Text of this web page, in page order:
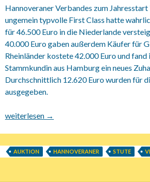
Hannoveraner Verbandes zum
ungemein typvolle First Class hatte
für 46.500 Euro in die Niederlande
40.000 Euro gaben außerdem Käufer für
Rheinländer kostete 42.000 Euro und fand
Stammkundin aus Hamburg ein neues
Durchschnittlich 12.620 Euro wurden für
ausgegeben.
Glanzvolle Eröffnung 2014:
weiterlesen →
AUKTION HANNOVERANER STUTE